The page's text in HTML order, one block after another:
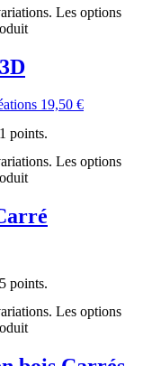
Les options
19,50 €
points.
Les options
points.
Les options